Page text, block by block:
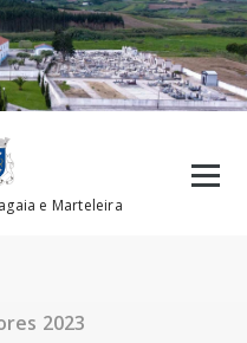
e Marteleira
2023